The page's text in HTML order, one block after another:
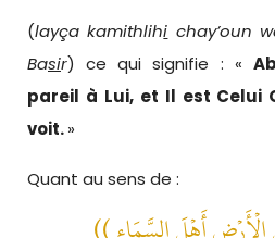
(layça kamithlihi chay’oun
Basir) ce qui signifie : «
pareil à Lui, et Il est Celui
voit.»
Quant au sens de :